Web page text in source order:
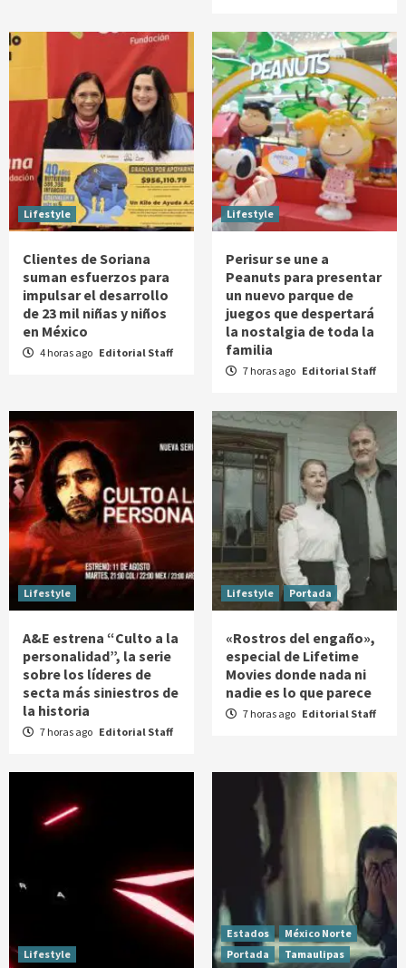
Lifestyle
Clientes de Soriana
suman esfuerzos para
impulsar el desarrollo
de 23 mil niñas y niños
en México
4 horas ago Editorial Staff
Lifestyle
Perisur se une a
Peanuts para presentar
un nuevo parque de
juegos que despertará
la nostalgia de toda la
familia
7 horas ago Editorial Staff
Lifestyle
A&E estrena “Culto a la
personalidad”, la serie
sobre los líderes de
secta más siniestros de
la historia
7 horas ago Editorial Staff
Lifestyle Portada
«Rostros del engaño»,
especial de Lifetime
Movies donde nada ni
nadie es lo que parece
7 horas ago Editorial Staff
Lifestyle
Estados
México Norte
Portada
Tamaulipas